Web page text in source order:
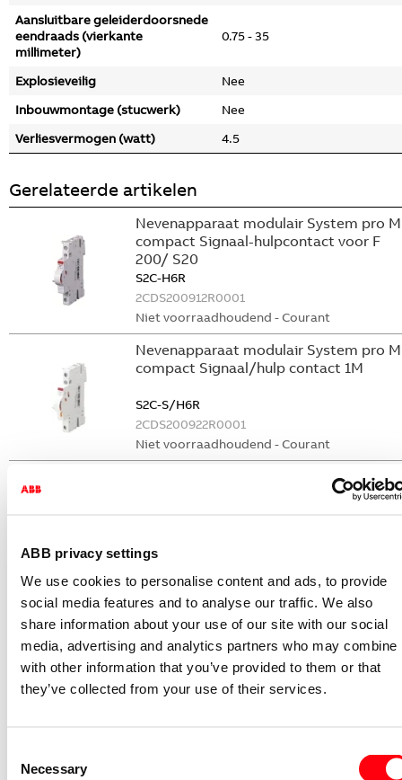
ABB privacy settings
We use cookies to personalise content and ads, to provide
social media features and to analyse our traffic. We also
share information about your use of our site with our social
media, advertising and analytics partners who may combine
with other information that you’ve provided to them or that
they’ve collected from your use of their services.
Selection
Necessary
Aansluitbare geleiderdoorsnede
eendraads (vierkante
millimeter)
0.75 - 35
Explosieveilig
Nee
Inbouwmontage (stucwerk)
Nee
Verliesvermogen (watt)
4.5
Gerelateerde artikelen
Nevenapparaat modulair System pro M
compact Signaal-hulpcontact voor F
200/ S20
S2C-H6R
2CDS200912R0001
Niet voorraadhoudend - Courant
Nevenapparaat modulair System pro M
compact Signaal/hulp contact 1M
S2C-S/H6R
2CDS200922R0001
Niet voorraadhoudend - Courant
Nevenapparaat modulair System pro M
2CDS200946R0001
Nevenapparaat modulair System pro M
compact Hulpcontact 1M+1V
2CDS200936R0001
Niet voorraadhoudend - Courant